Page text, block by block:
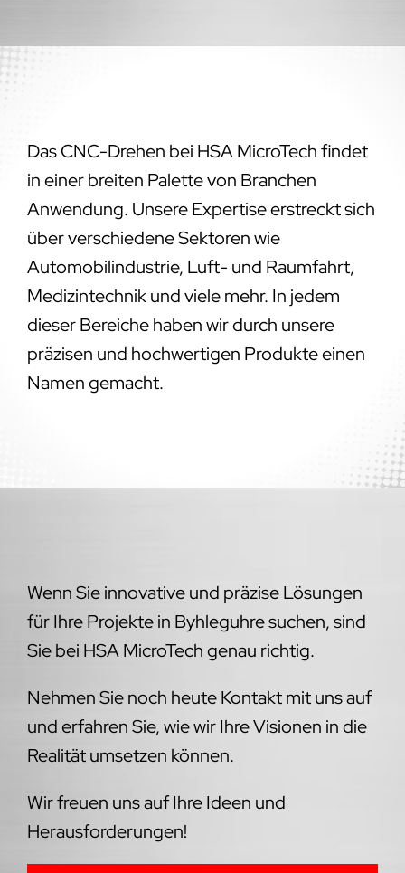
Das CNC-Drehen bei HSA MicroTech findet
in einer breiten Palette von Branchen
Anwendung. Unsere Expertise erstreckt sich
über verschiedene Sektoren wie
Automobilindustrie, Luft- und Raumfahrt,
Medizintechnik und viele mehr. In jedem
dieser Bereiche haben wir durch unsere
präzisen und hochwertigen Produkte einen
Namen gemacht.
Wenn Sie innovative und präzise Lösungen
für Ihre Projekte in Byhleguhre suchen, sind
Sie bei HSA MicroTech genau richtig.
Nehmen Sie noch heute Kontakt mit uns auf
und erfahren Sie, wie wir Ihre Visionen in die
Realität umsetzen können.
Wir freuen uns auf Ihre Ideen und
Herausforderungen!